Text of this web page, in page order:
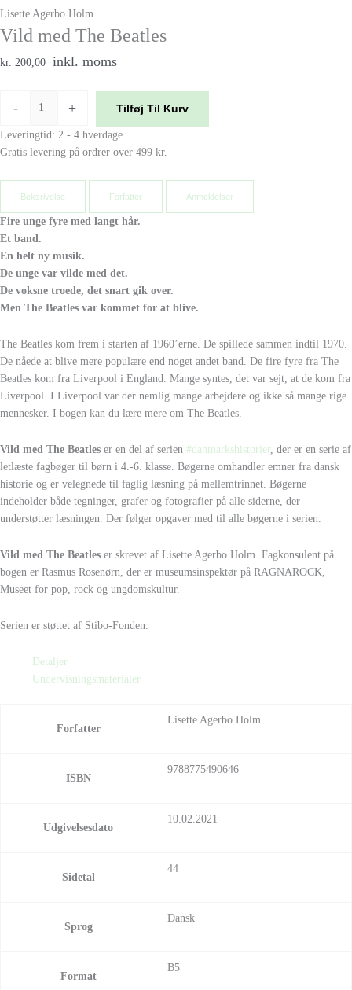
Lisette Agerbo Holm
Vild med The Beatles
kr. 200,00 inkl. moms
- + Tilføj Til Kurv
Leveringtid: 2 - 4 hverdage
Gratis levering på ordrer over 499 kr.
Beksrivelse Forfatter Anmeldelser
Fire unge fyre med langt hår.
Et band.
En helt ny musik.
De unge var vilde med det.
De voksne troede, det snart gik over.
Men The Beatles var kommet for at blive.
The Beatles kom frem i starten af 1960’erne. De spillede sammen indtil 1970.
De nåede at blive mere populære end noget andet band. De fire fyre fra The
Beatles kom fra Liverpool i England. Mange syntes, det var sejt, at de kom fra
Liverpool. I Liverpool var der nemlig mange arbejdere og ikke så mange rige
mennesker. I bogen kan du lære mere om The Beatles.
Vild med The Beatles er en del af serien #danmarkshistorier, der er en serie af
letlæste fagbøger til børn i 4.-6. klasse. Bøgerne omhandler emner fra dansk
historie og er velegnede til faglig læsning på mellemtrinnet. Bøgerne
indeholder både tegninger, grafer og fotografier på alle siderne, der
understøtter læsningen. Der følger opgaver med til alle bøgerne i serien.
Vild med The Beatles er skrevet af Lisette Agerbo Holm. Fagkonsulent på
bogen er Rasmus Rosenørn, der er museumsinspektør på RAGNAROCK,
Museet for pop, rock og ungdomskultur.
Serien er støttet af Stibo-Fonden.
Detaljer
Undervisningsmaterialer
Forfatter
Lisette Agerbo Holm
ISBN
9788775490646
Udgivelsesdato
10.02.2021
Sidetal
44
Sprog
Dansk
Format
B5